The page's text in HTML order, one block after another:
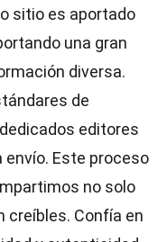
sitio es aportado
una gran
diversa.
de
editores
Este proceso
no solo
creíbles. Confía en